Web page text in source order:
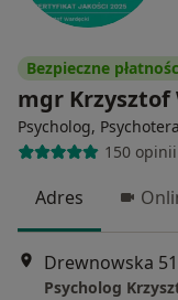
Bezpieczne
mgr Krzysztof
Psycholog,
150 opinii
Adres
Drewnowska
Psycholog